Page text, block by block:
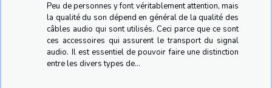
Peu de personnes y font véritablement attention, mais
la qualité du son dépend en général de la qualité des
câbles audio qui sont utilisés. Ceci parce que ce sont
ces accessoires qui assurent le transport du signal
audio. Il est essentiel de pouvoir faire une distinction
entre les divers types de...